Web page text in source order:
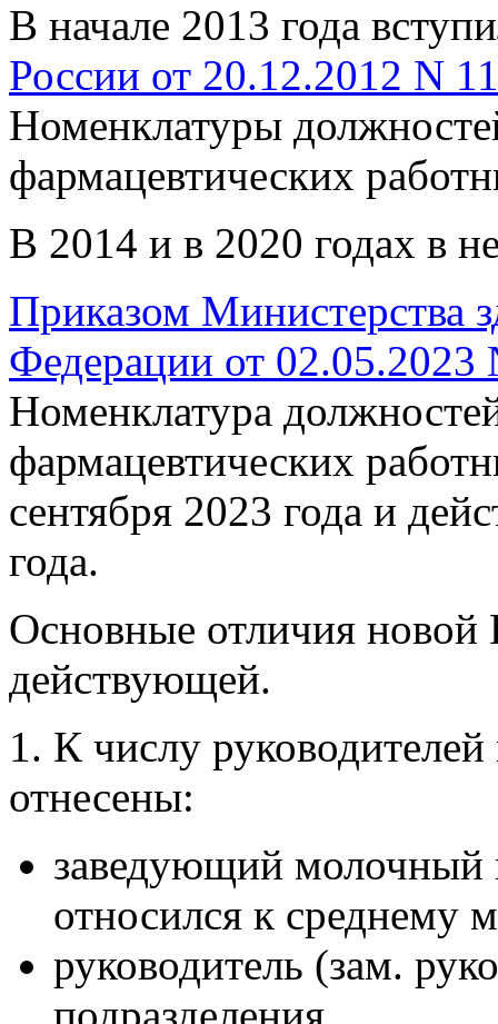
В начале 2013 года
России от 20.12.2012 N
Номенклатуры
фармацевтических
В 2014 и в 2020 годах в
Приказом Министерства
Федерации от
Номенклатура
фармацевтических
сентября 2023 года и
года.
Основные отличия
действующей.
1. К числу
отнесены:
заведующий молочный
относился к среднему
руководитель (зам.